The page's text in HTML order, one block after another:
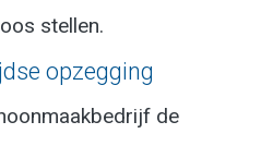
stellen.
opzegging
de